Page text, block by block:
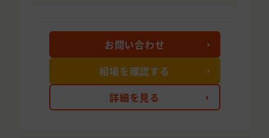
詳細を見る
お問い合わせ
相場を確認する